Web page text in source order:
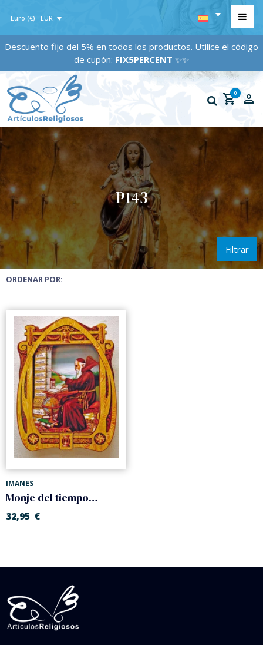
Euro (€) - EUR
Descuento fijo del 5% en todos los productos. Utilice el código
de cupón: FIX5PERCENT✨✨
0
P143
Filtrar
ORDENAR POR:
IMANES
Monje del tiempo. Higrometro
32,95 €